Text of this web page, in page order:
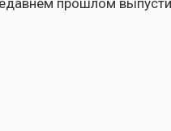
про­шлом